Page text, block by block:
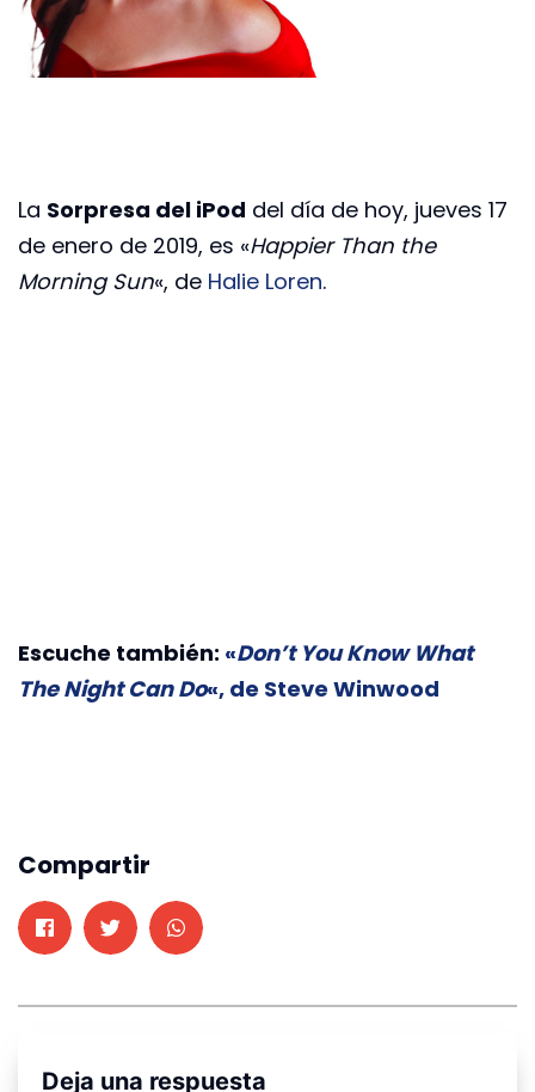
La Sorpresa del iPod del día de hoy, jueves 17
de enero de 2019, es «Happier Than the
Morning Sun«, de Halie Loren.
Escuche también: «Don’t You Know What
The Night Can Do«, de Steve Winwood
Compartir
Deja una respuesta